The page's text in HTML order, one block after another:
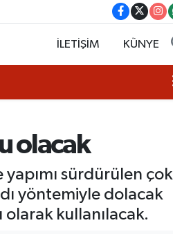
İLETİŞİM KÜNYE
olacak
sürdürülen çok
yöntemiyle dolacak
olarak kullanılacak.